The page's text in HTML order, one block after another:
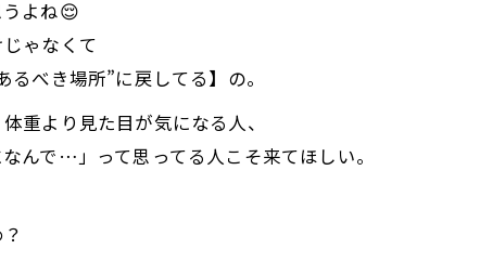
よね😌
ゃなくて
るべき場所”に戻してる】の。
重より見た目が気になる人、
なんで…」って思ってる人こそ来てほしい。